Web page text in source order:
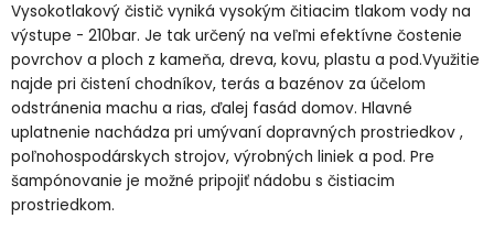
Vysokotlakový čistič vyniká vysokým čitiacim tlakom vody na
výstupe - 210bar. Je tak určený na veľmi efektívne čostenie
povrchov a ploch z kameňa, dreva, kovu, plastu a pod.Využitie
najde pri čistení chodníkov, terás a bazénov za účelom
odstránenia machu a rias, ďalej fasád domov. Hlavné
uplatnenie nachádza pri umývaní dopravných prostriedkov ,
poľnohospodárskych strojov, výrobných liniek a pod. Pre
šampónovanie je možné pripojiť nádobu s čistiacim
prostriedkom.